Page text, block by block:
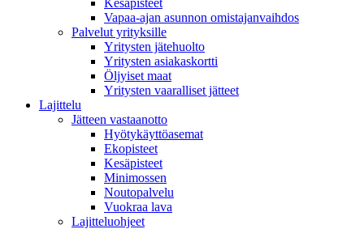
Kesäpisteet
Vapaa-ajan asunnon omistajanvaihdos
Palvelut yrityksille
Yritysten jätehuolto
Yritysten asiakaskortti
Öljyiset maat
Yritysten vaaralliset jätteet
Lajittelu
Jätteen vastaanotto
Hyötykäyttöasemat
Ekopisteet
Kesäpisteet
Minimossen
Noutopalvelu
Vuokraa lava
Lajitteluohjeet